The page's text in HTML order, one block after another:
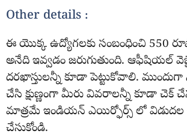
Other details :
ఈ యొక్క ఉద్యోగలకు సంబంధించి 550
అనేది ఇవ్వడం జరుగుతుంది. ఆఫీషియల్
దరఖాస్తులన్నీ కూడా పెట్టుకోవాలి.
చేసి క్షుణ్ణంగా మీరు వివరాలన్నీ కూడా చెక్
మాత్రమే ఇండియన్ ఎయిర్ఫోర్స్ లో విడుదల
చేసుకోండి.